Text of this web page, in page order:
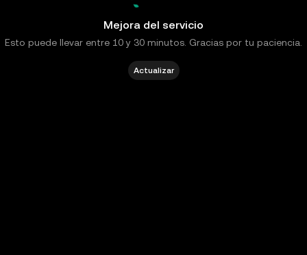
Mejora del servicio
Esto puede llevar entre 10 y 30 minutos. Gracias por tu paciencia.
Actualizar